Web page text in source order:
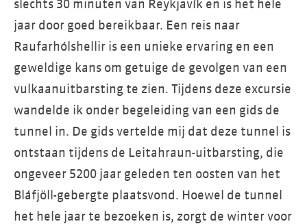
slechts 30 minuten van Reykjavík en is het hele
jaar door goed bereikbaar. Een reis naar
Raufarhólshellir is een unieke ervaring en een
geweldige kans om getuige de gevolgen van een
vulkaanuitbarsting te zien. Tijdens deze excursie
wandelde ik onder begeleiding van een gids de
tunnel in. De gids vertelde mij dat deze tunnel is
ontstaan tijdens de Leitahraun-uitbarsting, die
ongeveer 5200 jaar geleden ten oosten van het
Bláfjöll-gebergte plaatsvond. Hoewel de tunnel
het hele jaar te bezoeken is, zorgt de winter voor